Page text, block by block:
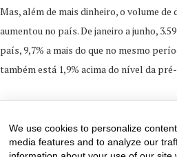
Mas, além de mais dinheiro, o volume de
aumentou no país. De janeiro a junho,
país, 9,7% a mais do que no mesmo
também está 1,9% acima do nível da
We use cookies to personalize
media features and to analyze our